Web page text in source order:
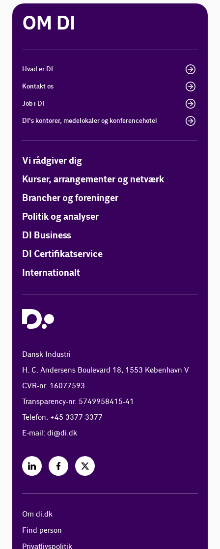
OM DI
Hvad er DI
Kontakt os
Job i DI
DI's kontorer, mødelokaler og konferencehotel
Vi rådgiver dig
Kurser, arrangementer og netværk
Brancher og foreninger
Politik og analyser
DI Business
DI Certifikatservice
Internationalt
Dansk Industri
H. C. Andersens Boulevard 18, 1553 København V
CVR-nr. 16077593
Transparency-nr. 5749958415-41
Telefon: +45 3377 3377
E-mail:di@di.dk
Om di.dk
Find person
Privatlivspolitik